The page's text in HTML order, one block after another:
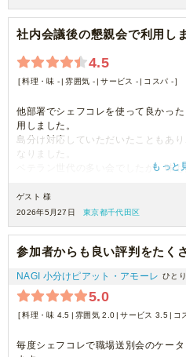
社内会議後の懇親会で利用し
4.5
料理・味 - 雰囲気 - サービス - コスパ -
他部署でシェフコレを使って良かっ
用しました。
島分け対応していただいたこともあ
なりました。
ベテラン世代の多い会でしたが、味
また利用させていただきたいと思いま
もっと
ゲスト 様
2026年5月27日
東京都千代田区
参加者からも良い評判をたく
NAGI 小分けピアット・アモーレ ひと
5.0
料理・味 4.5 雰囲気 2.0 サービス 3.5 コ
毎度シェフコレで職場送別会のケー